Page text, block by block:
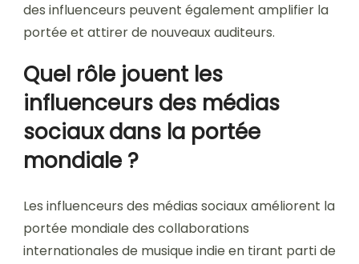
des influenceurs peuvent également amplifier la
portée et attirer de nouveaux auditeurs.
Quel rôle jouent les
influenceurs des médias
sociaux dans la portée
mondiale ?
Les influenceurs des médias sociaux améliorent la
portée mondiale des collaborations
internationales de musique indie en tirant parti de